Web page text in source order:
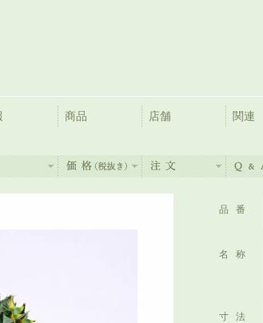
商品 店舗 関連
品番
名称
寸法